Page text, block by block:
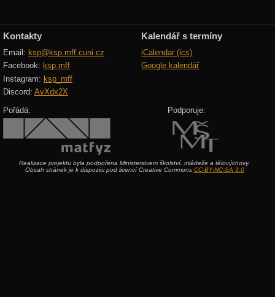
Kontakty
Email: ksp@ksp.mff.cuni.cz
Facebook: ksp.mff
Instagram: ksp_mff
Discord: AvXdx2X
Kalendář s termíny
iCalendar (ics)
Google kalendář
Pořádá: Podporuje:
Realizace projektu byla podpořena Ministerstvem školství, mládeže a tělovýchovy.
Obsah stránek je k dispozici pod licencí Creative Commons CC-BY-NC-SA 3.0